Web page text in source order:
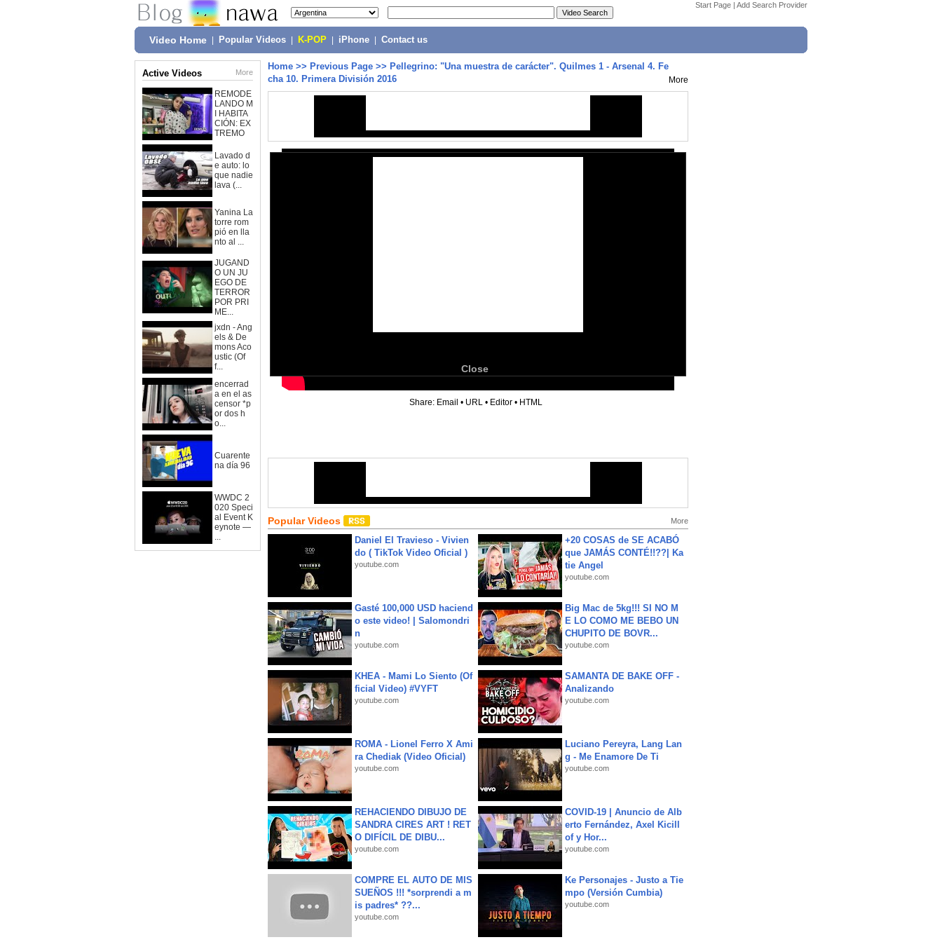
Start Page | Add Search Provider
Video Home Popular Videos K-POP iPhone Contact us
Active Videos More
REMODE
LANDO M
I HABITA
CIÓN: EX
TREMO
Lavado d
e auto: lo
que nadie
lava (...
Yanina La
torre rom
pió en lla
nto al ...
JUGAND
O UN JU
EGO DE
TERROR
POR PRI
ME...
jxdn - Ang
els & De
mons Aco
ustic (Of
f...
encerrad
a en el as
censor *p
or dos h
o...
Cuarente
na día 96
WWDC 2
020 Speci
al Event K
eynote —
...
Home >> Previous Page >> Pellegrino: "Una muestra de carácter". Quilmes 1 - Arsenal 4. Fe
cha 10. Primera División 2016
More
Close
Share: Email • URL • Editor • HTML
Popular Videos More
Daniel El Travieso - Vivien
do ( TikTok Video Oficial )
youtube.com
+20 COSAS de SE ACABÓ
que JAMÁS CONTÉ!!??| Ka
tie Angel
youtube.com
Gasté 100,000 USD haciend
o este video! | Salomondri
n
youtube.com
Big Mac de 5kg!!! SI NO M
E LO COMO ME BEBO UN
CHUPITO DE BOVR...
youtube.com
KHEA - Mami Lo Siento (Of
ficial Video) #VYFT
youtube.com
SAMANTA DE BAKE OFF -
Analizando
youtube.com
ROMA - Lionel Ferro X Ami
ra Chediak (Video Oficial)
youtube.com
Luciano Pereyra, Lang Lan
g - Me Enamore De Ti
youtube.com
REHACIENDO DIBUJO DE
SANDRA CIRES ART ! RET
O DIFÍCIL DE DIBU...
youtube.com
COVID-19 | Anuncio de Alb
erto Fernández, Axel Kicill
of y Hor...
youtube.com
COMPRE EL AUTO DE MIS
SUEÑOS !!! *sorprendi a m
is padres* ??...
youtube.com
Ke Personajes - Justo a Tie
mpo (Versión Cumbia)
youtube.com